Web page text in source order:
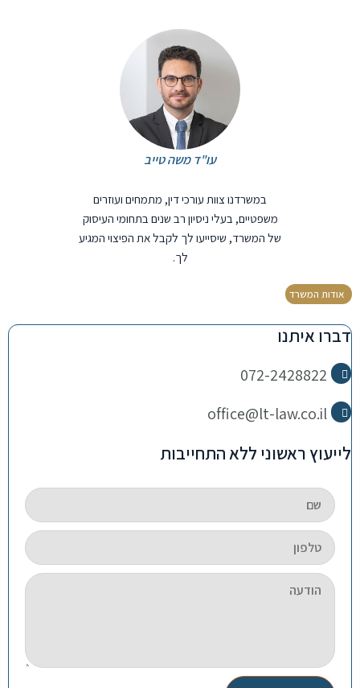
עו"ד משה טייב
במשרדנו צוות עורכי דין, מתמחים ועוזרים
משפטיים, בעלי ניסיון רב שנים בתחומי העיסוק
של המשרד, שיסייעו לך לקבל את הפיצוי המגיע
לך.
אודות המשרד
דברו איתנו
072-2428822
office@lt-law.co.il
לייעוץ ראשוני ללא התחייבות